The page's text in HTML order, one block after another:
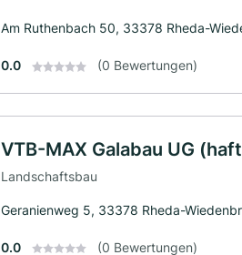
Am Ruthenbach 50, 33378 Rheda-
0.0 (0 Bewertungen)
VTB-MAX Galabau UG
Landschaftsbau
Geranienweg 5, 33378 Rheda-
0.0 (0 Bewertungen)